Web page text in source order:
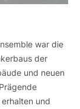
war die
der
und neuen
und